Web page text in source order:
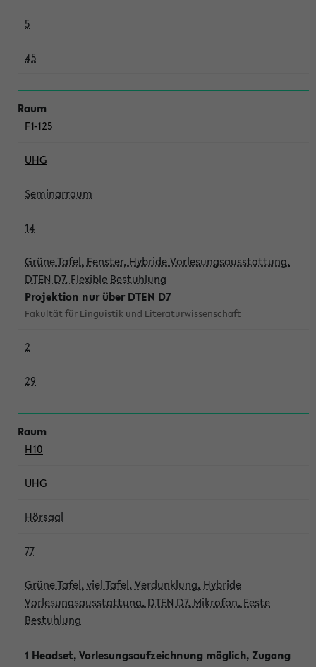
5
45
F1-125
UHG
Seminarraum
14
Grüne Tafel, Fenster, Hybride Vorlesungsausstattung,
DTEN D7, Flexible Bestuhlung
Projektion nur über DTEN D7
Fakultät für Linguistik und Literaturwissenschaft
2
29
H10
UHG
Hörsaal
77
Grüne Tafel, viel Tafel, Verdunklung, Hybride
Vorlesungsausstattung, DTEN D7, Mikrofon, Feste
Bestuhlung
1 Headset, Vorlesungsaufzeichnung möglich, Zugang